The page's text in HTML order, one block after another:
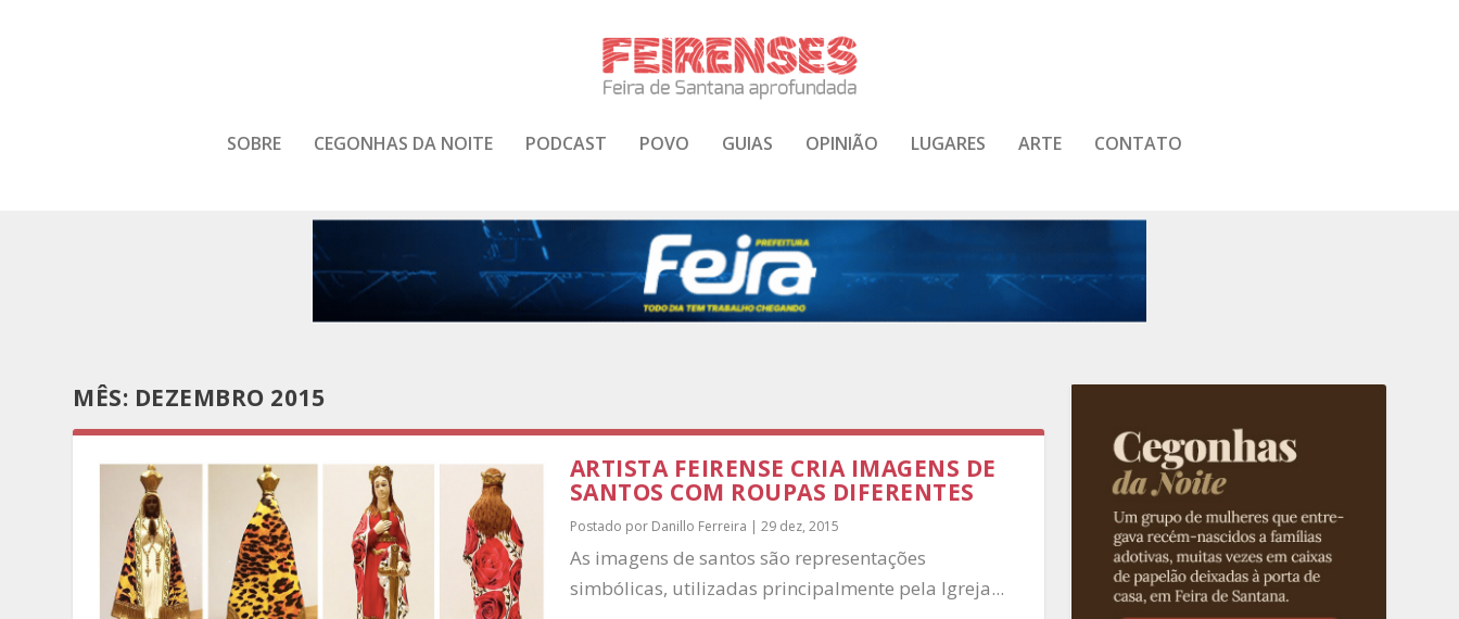
SOBRE CEGONHAS DA NOITE PODCAST POVO GUIAS OPINIÃO LUGARES ARTE CONTATO
MÊS: DEZEMBRO 2015
ARTISTA FEIRENSE CRIA IMAGENS DE
SANTOS COM ROUPAS DIFERENTES
Postado por Danillo Ferreira | 29 dez, 2015
As imagens de santos são representações
simbólicas, utilizadas principalmente pela Igreja...